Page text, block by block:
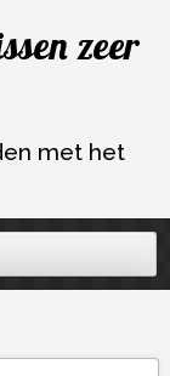
zeer
met het